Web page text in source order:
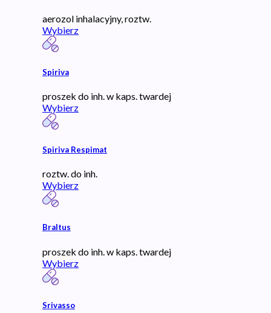
aerozol inhalacyjny, roztw.
Wybierz
Spiriva
proszek do inh. w kaps. twardej
Wybierz
Spiriva Respimat
roztw. do inh.
Wybierz
Braltus
proszek do inh. w kaps. twardej
Wybierz
Srivasso